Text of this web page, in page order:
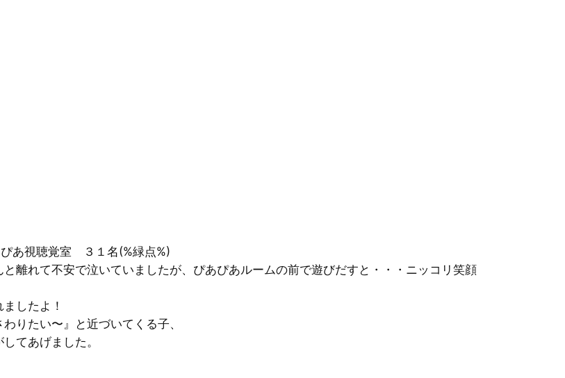
あ視聴覚室 ３１名(%緑点%)
離れて不安で泣いていましたが、ぴあぴあルームの前で遊びだすと・・・ニッコリ笑顔
したよ！
りたい〜』と近づいてくる子、
てあげました。